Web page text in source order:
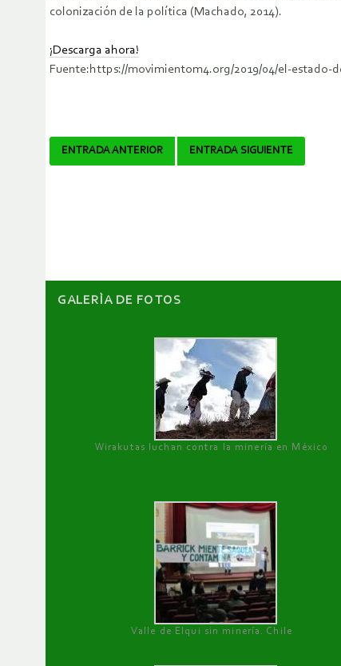
colonización de la política (Machado, 2014).
¡Descarga ahora!
Fuente:https://movimientom4.org/2019/04/el-
Navegador
ENTRADA ANTERIOR ENTRADA SIGUIENTE
GALERÌA DE FOTOS
Wirakutas luchan contra la minería en México
Valle de Elqui sin minería. Chile